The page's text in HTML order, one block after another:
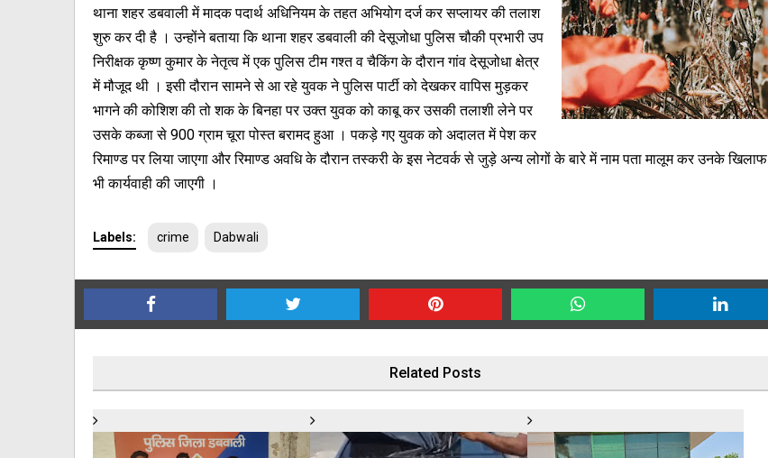
थाना शहर डबवाली में मादक पदार्थ अधिनियम के तहत अभियोग दर्ज कर सप्लायर की तलाश
शुरु कर दी है । उन्होंने बताया कि थाना शहर डबवाली की देसूजोधा पुलिस चौकी प्रभारी उप
निरीक्षक कृष्ण कुमार के नेतृत्व में एक पुलिस टीम गश्त व चैकिंग के दौरान गांव देसूजोधा क्षेत्र
में मौजूद थी । इसी दौरान सामने से आ रहे युवक ने पुलिस पार्टी को देखकर वापिस मुड़कर
भागने की कोशिश की तो शक के बिनहा पर उक्त युवक को काबू कर उसकी तलाशी लेने पर
उसके कब्जा से 900 ग्राम चूरा पोस्त बरामद हुआ । पकड़े गए युवक को अदालत में पेश कर
रिमाण्ड पर लिया जाएगा और रिमाण्ड अवधि के दौरान तस्करी के इस नेटवर्क से जुड़े अन्य लोगों के बारे में नाम पता मालूम कर उनके खिलाफ
भी कार्यवाही की जाएगी ।
Labels: crime Dabwali
Related Posts